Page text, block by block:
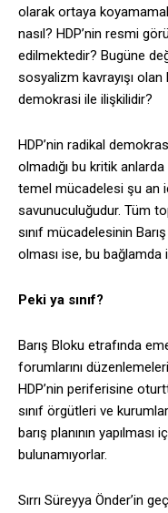
olarak ortaya
nasıl? HDP’nin resmi
edilmektedir? Bugüne
sosyalizm kavrayışı olan
demokrasi ile ilişkilidir?
HDP’nin radikal
olmadığı bu kritik anlarda
temel mücadelesi şu an
savunuculuğudur. Tüm
sınıf mücadelesinin
olması ise, bu bağlamda
Peki ya sınıf?
Barış Bloku etrafında
forumlarını
HDP’nin periferisine
sınıf örgütleri ve
barış planının
bulunamıyorlar.
Sırrı Süreyya Önder’in